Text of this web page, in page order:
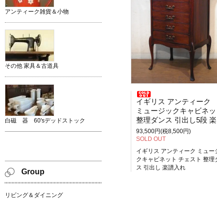
イギリス アンティーク
ミュージックキャビネット チェ
整理ダンス 引出し5段 楽譜入れ
93,500円(税8,500円)
SOLD OUT
イギリス アンティーク ミュー
クキャビネット チェスト 整理
ス 引出し 楽譜入れ
アンティーク雑貨＆小物
その他 家具＆古道具
白磁 器 60'sデッドストック
Group
リビング＆ダイニング